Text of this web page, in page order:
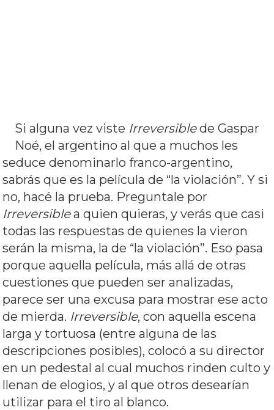
Si alguna vez viste Irreversiblede Gaspar
Noé, el argentino al que a muchos les
seduce denominarlo franco-argentino,
sabrás que es la película de “la violación”. Y si
no, hacé la prueba. Preguntale por
Irreversiblea quien quieras, y verás que casi
todas las respuestas de quienes la vieron
serán la misma, la de “la violación”. Eso pasa
porque aquella película, más allá de otras
cuestiones que pueden ser analizadas,
parece ser una excusa para mostrar ese acto
de mierda. Irreversible, con aquella escena
larga y tortuosa (entre alguna de las
descripciones posibles), colocó a su director
en un pedestal al cual muchos rinden culto y
llenan de elogios, y al que otros desearían
utilizar para el tiro al blanco.